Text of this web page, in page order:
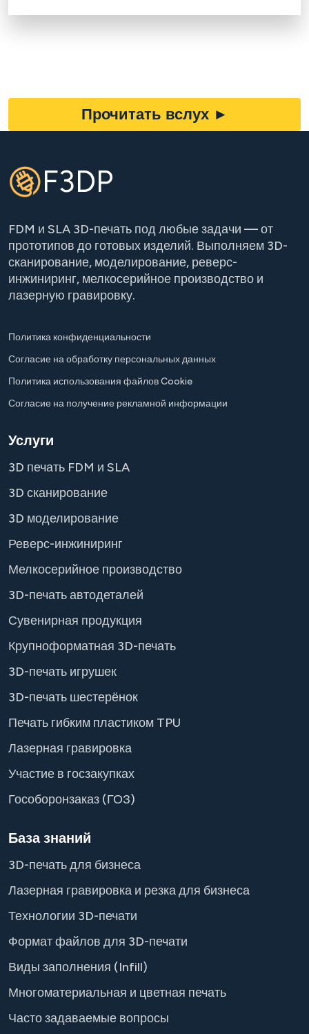
Прочитать вслух ►
F3DP
FDM и SLA 3D-печать под любые задачи — от
прототипов до готовых изделий. Выполняем 3D-
сканирование, моделирование, реверс-
инжиниринг, мелкосерийное производство и
лазерную гравировку.
Политика конфиденциальности
Согласие на обработку персональных данных
Политика использования файлов Cookie
Согласие на получение рекламной информации
Услуги
3D печать FDM и SLA
3D сканирование
3D моделирование
Реверс-инжиниринг
Мелкосерийное производство
3D-печать автодеталей
Сувенирная продукция
Крупноформатная 3D-печать
3D-печать игрушек
3D-печать шестерёнок
Печать гибким пластиком TPU
Лазерная гравировка
Участие в госзакупках
Гособоронзаказ (ГОЗ)
База знаний
3D-печать для бизнеса
Лазерная гравировка и резка для бизнеса
Технологии 3D-печати
Формат файлов для 3D-печати
Виды заполнения (Infill)
Многоматериальная и цветная печать
Часто задаваемые вопросы